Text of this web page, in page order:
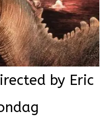
by Eric